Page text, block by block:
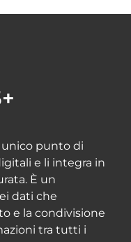
unico punto di
e li integra in
È un
dati che
e la condivisione
tra tutti i